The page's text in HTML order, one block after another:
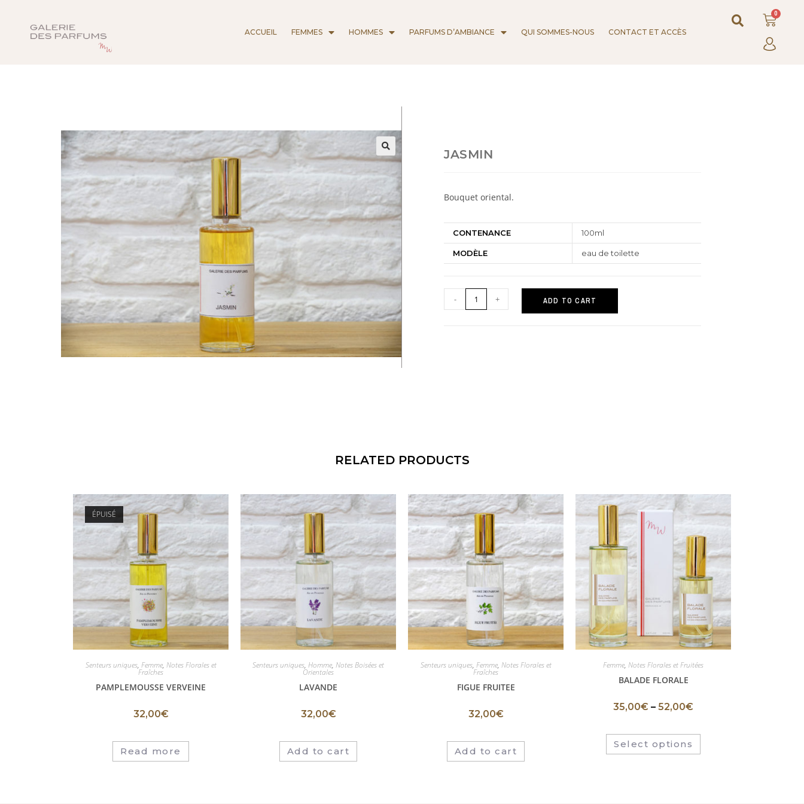
ACCUEIL FEMMES HOMMES PARFUMS D’AMBIANCE QUI SOMMES-NOUS CONTACT ET ACCÈS
JASMIN
Bouquet oriental.
CONTENANCE 100ml
MODÈLE eau de toilette
- + ADD TO CART
RELATED PRODUCTS
ÉPUISÉ
Senteurs uniques, Femme, Notes Florales et
Fraîches
PAMPLEMOUSSE VERVEINE
32,00€
Read more
Senteurs uniques, Homme, Notes Boisées et
Orientales
LAVANDE
32,00€
Add to cart
Senteurs uniques, Femme, Notes Florales et
Fraîches
FIGUE FRUITEE
32,00€
Add to cart
Femme, Notes Florales et Fruitées
BALADE FLORALE
35,00€ – 52,00€
Select options